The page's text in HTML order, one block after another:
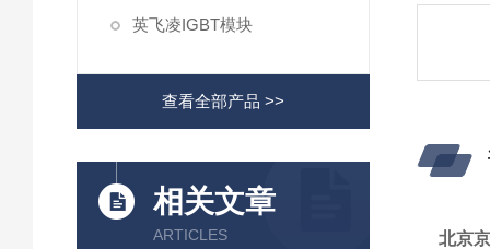
英飞凌IGBT模块
查看全部产品 >>
相关文章
ARTICLES
北京